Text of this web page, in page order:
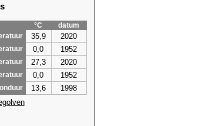
°C
datum
35,9 2020
0,0 1952
27,3 2020
0,0 1952
13,6
1998